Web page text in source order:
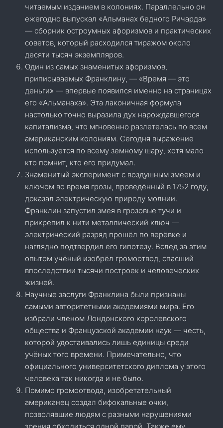
читаемым изданием в колониях. Параллельно он
ежегодно выпускал «Альманах бедного Ричарда»
— сборник остроумных афоризмов и практических
советов, который расходился тиражом около
десяти тысяч экземпляров.
Один из самых знаменитых афоризмов,
приписываемых Франклину, — «Время — это
деньги» — впервые появился именно на страницах
его «Альманаха». Эта лаконичная формула
настолько точно выразила дух нарождавшегося
капитализма, что мгновенно разлетелась по всем
американским колониям. Сегодня выражение
используется по всему земному шару, хотя мало
кто помнит, кто его придумал.
Знаменитый эксперимент с воздушным змеем и
ключом во время грозы, проведённый в 1752 году,
доказал электрическую природу молнии.
Франклин запустил змея в грозовые тучи и
прикрепил к нити металлический ключ —
электрический разряд прошёл по верёвке и
наглядно подтвердил его гипотезу. Вслед за этим
опытом учёный изобрёл громоотвод, спасший
впоследствии тысячи построек и человеческих
жизней.
Научные заслуги Франклина были признаны
самыми авторитетными академиями мира. Его
избрали членом Лондонского королевского
общества и Французской академии наук — честь,
которой удостаивались лишь единицы среди
учёных того времени. Примечательно, что
официального университетского диплома у этого
человека так никогда и не было.
Помимо громоотвода, изобретательный
американец создал бифокальные очки,
позволявшие людям с разными нарушениями